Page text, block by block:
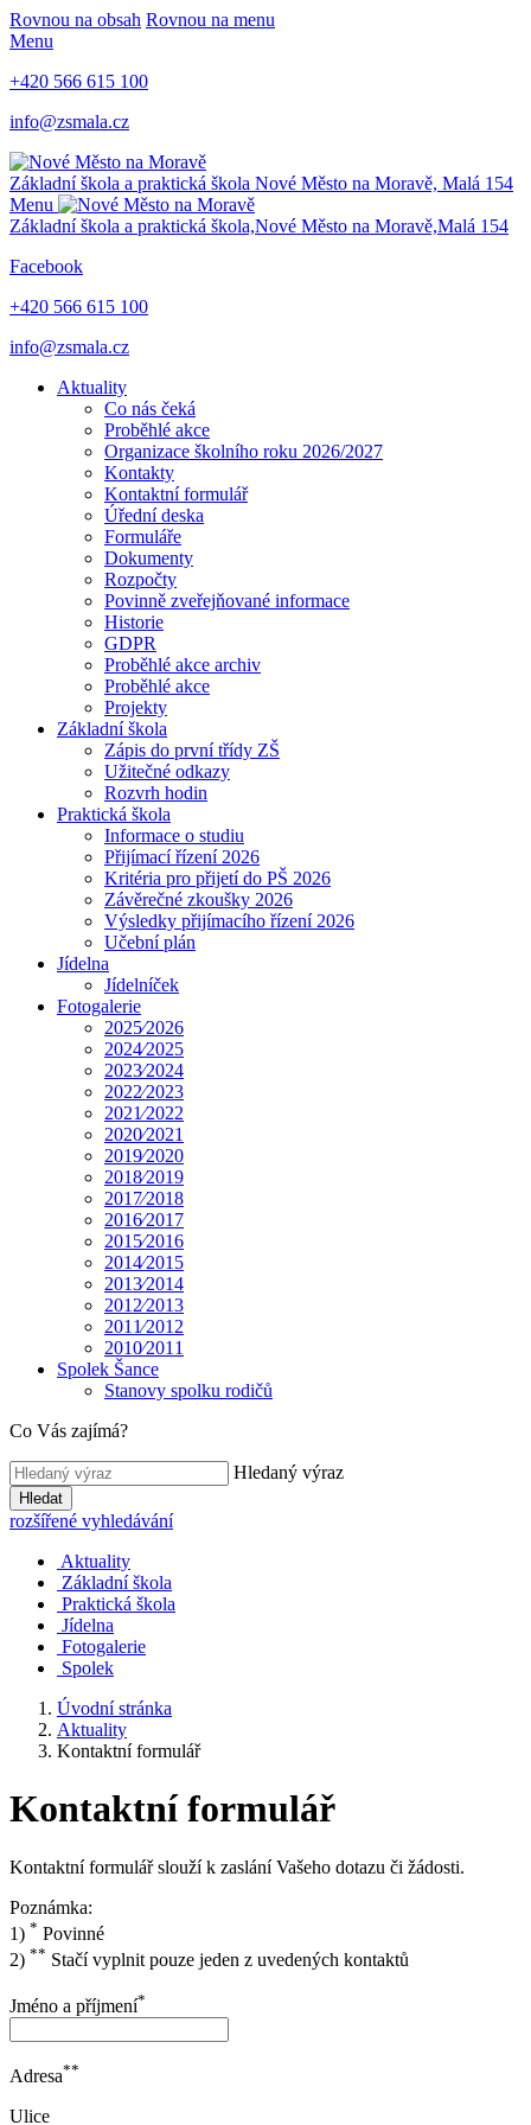
Rovnou na obsah Rovnou na menu
Menu
+420 566 615 100
info@zsmala.cz
Základní škola a praktická škola Nové Město na Moravě, Malá 154
Menu
Základní škola a praktická škola,Nové Město na Moravě,Malá 154
Facebook
+420 566 615 100
info@zsmala.cz
Aktuality
Co nás čeká
Proběhlé akce
Organizace školního roku 2026/2027
Kontakty
Kontaktní formulář
Úřední deska
Formuláře
Dokumenty
Rozpočty
Povinně zveřejňované informace
Historie
GDPR
Proběhlé akce archiv
Proběhlé akce
Projekty
Základní škola
Zápis do první třídy ZŠ
Užitečné odkazy
Rozvrh hodin
Praktická škola
Informace o studiu
Přijímací řízení 2026
Kritéria pro přijetí do PŠ 2026
Závěrečné zkoušky 2026
Výsledky přijímacího řízení 2026
Učební plán
Jídelna
Jídelníček
Fotogalerie
2025⁄2026
2024⁄2025
2023⁄2024
2022⁄2023
2021⁄2022
2020⁄2021
2019⁄2020
2018⁄2019
2017⁄2018
2016⁄2017
2015⁄2016
2014⁄2015
2013⁄2014
2012⁄2013
2011⁄2012
2010⁄2011
Spolek Šance
Stanovy spolku rodičů
Co Vás zajímá?
Hledaný výraz
Hledat
rozšířené vyhledávání
Aktuality
Základní škola
Praktická škola
Jídelna
Fotogalerie
Spolek
Úvodní stránka
Aktuality
Kontaktní formulář
Kontaktní formulář
Kontaktní formulář slouží k zaslání Vašeho dotazu či žádosti.
Poznámka:
1) * Povinné
2) ** Stačí vyplnit pouze jeden z uvedených kontaktů
Jméno a příjmení*
Adresa**
Ulice